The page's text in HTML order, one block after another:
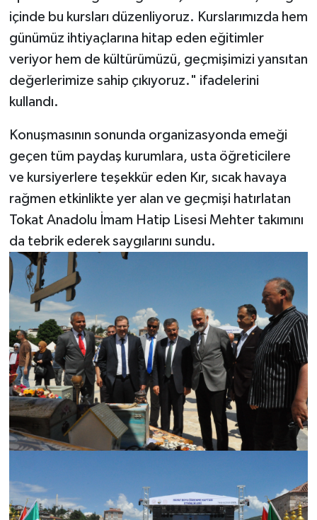
içinde bu kursları düzenliyoruz. Kurslarımızda hem
günümüz ihtiyaçlarına hitap eden eğitimler
veriyor hem de kültürümüzü, geçmişimizi yansıtan
değerlerimize sahip çıkıyoruz." ifadelerini
kullandı.
Konuşmasının sonunda organizasyonda emeği
geçen tüm paydaş kurumlara, usta öğreticilere
ve kursiyerlere teşekkür eden Kır, sıcak havaya
rağmen etkinlikte yer alan ve geçmişi hatırlatan
Tokat Anadolu İmam Hatip Lisesi Mehter takımını
da tebrik ederek saygılarını sundu.